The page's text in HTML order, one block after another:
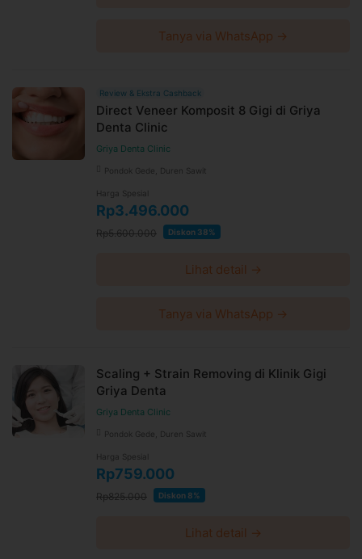
Tanya via WhatsApp →
Review & Ekstra Cashback
Direct Veneer Komposit 8 Gigi di Griya
Denta Clinic
Griya Denta Clinic
Pondok Gede, Duren Sawit
Harga Spesial
Rp3.496.000
Rp5.600.000 Diskon 38%
Lihat detail →
Tanya via WhatsApp →
Scaling + Strain Removing di Klinik Gigi
Griya Denta
Griya Denta Clinic
Pondok Gede, Duren Sawit
Harga Spesial
Rp759.000
Rp825.000 Diskon 8%
Lihat detail →